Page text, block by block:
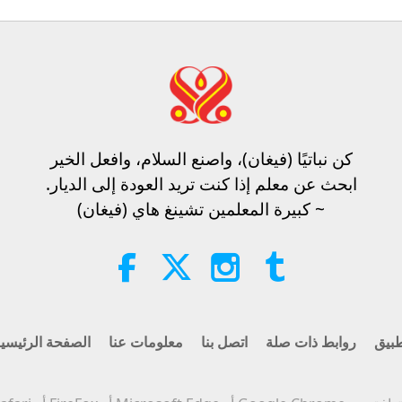
كن نباتيًا (فيغان)، واصنع السلام، وافعل الخير​
ابحث عن معلم إذا كنت تريد العودة إلى الديار.
~ كبيرة المعلمين تشينغ هاي (فيغان)
الصفحة معلومات عنا اتصل بنا روابط ذات صلة